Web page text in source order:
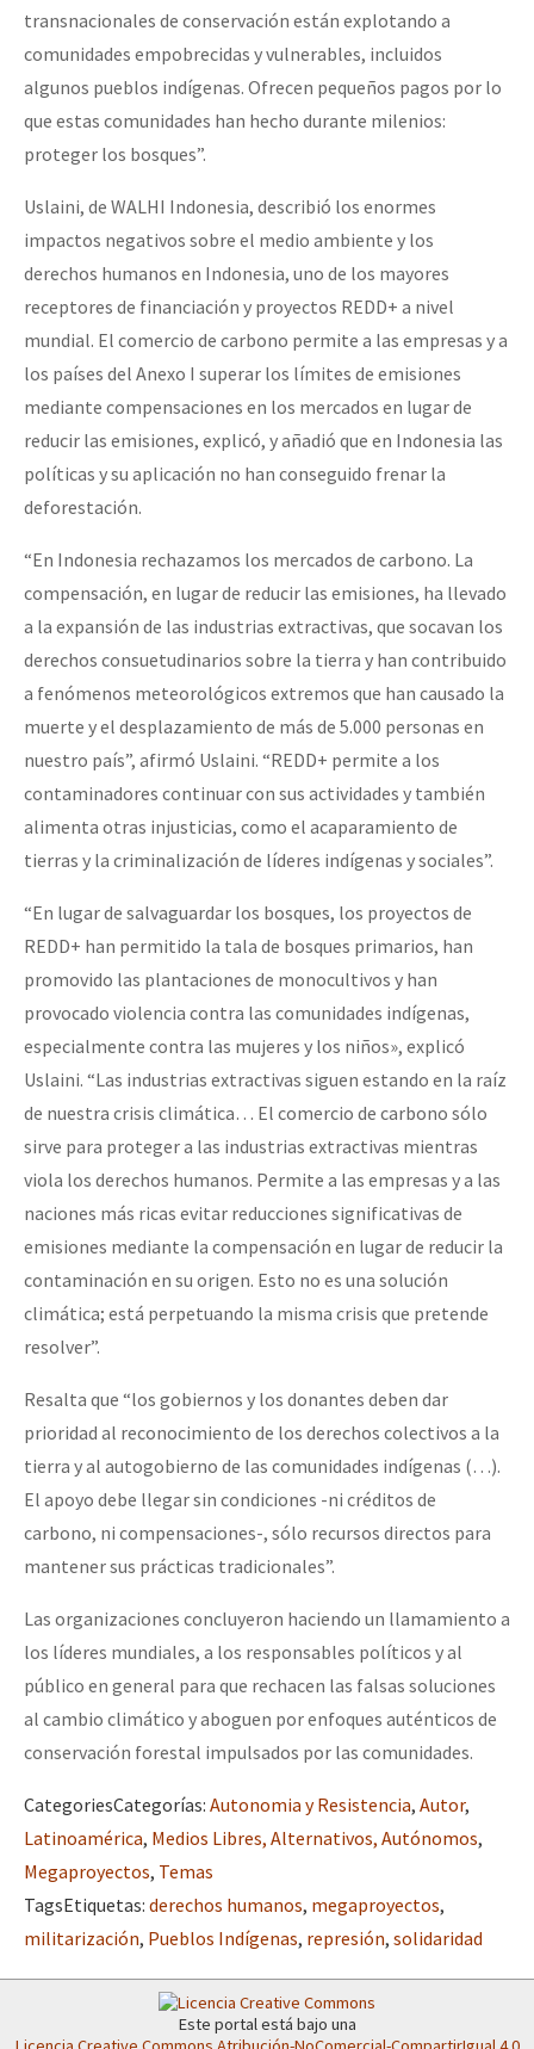
transnacionales de conservación están explotando a
comunidades empobrecidas y vulnerables, incluidos
algunos pueblos indígenas. Ofrecen pequeños pagos por lo
que estas comunidades han hecho durante milenios:
proteger los bosques”.
Uslaini, de WALHI Indonesia, describió los enormes
impactos negativos sobre el medio ambiente y los
derechos humanos en Indonesia, uno de los mayores
receptores de financiación y proyectos REDD+ a nivel
mundial. El comercio de carbono permite a las empresas y a
los países del Anexo I superar los límites de emisiones
mediante compensaciones en los mercados en lugar de
reducir las emisiones, explicó, y añadió que en Indonesia las
políticas y su aplicación no han conseguido frenar la
deforestación.
“En Indonesia rechazamos los mercados de carbono. La
compensación, en lugar de reducir las emisiones, ha llevado
a la expansión de las industrias extractivas, que socavan los
derechos consuetudinarios sobre la tierra y han contribuido
a fenómenos meteorológicos extremos que han causado la
muerte y el desplazamiento de más de 5.000 personas en
nuestro país”, afirmó Uslaini. “REDD+ permite a los
contaminadores continuar con sus actividades y también
alimenta otras injusticias, como el acaparamiento de
tierras y la criminalización de líderes indígenas y sociales”.
“En lugar de salvaguardar los bosques, los proyectos de
REDD+ han permitido la tala de bosques primarios, han
promovido las plantaciones de monocultivos y han
provocado violencia contra las comunidades indígenas,
especialmente contra las mujeres y los niños», explicó
Uslaini. “Las industrias extractivas siguen estando en la raíz
de nuestra crisis climática… El comercio de carbono sólo
sirve para proteger a las industrias extractivas mientras
viola los derechos humanos. Permite a las empresas y a las
naciones más ricas evitar reducciones significativas de
emisiones mediante la compensación en lugar de reducir la
contaminación en su origen. Esto no es una solución
climática; está perpetuando la misma crisis que pretende
resolver”.
Resalta que “los gobiernos y los donantes deben dar
prioridad al reconocimiento de los derechos colectivos a la
tierra y al autogobierno de las comunidades indígenas (…).
El apoyo debe llegar sin condiciones -ni créditos de
carbono, ni compensaciones-, sólo recursos directos para
mantener sus prácticas tradicionales”.
Las organizaciones concluyeron haciendo un llamamiento a
los líderes mundiales, a los responsables políticos y al
público en general para que rechacen las falsas soluciones
al cambio climático y aboguen por enfoques auténticos de
conservación forestal impulsados por las comunidades.
CategoriesCategorías: Autonomia y Resistencia, Autor,
Latinoamérica, Medios Libres, Alternativos, Autónomos,
Megaproyectos, Temas
TagsEtiquetas: derechos humanos, megaproyectos,
militarización, Pueblos Indígenas, represión, solidaridad
Este portal está bajo una